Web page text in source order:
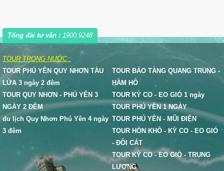
Tổng đài tư vấn : 1900.9248
TOUR TRONG NƯỚC :
TOUR PHÚ YÊN QUY NHƠN TÀU
LỬA 3 ngày 2 đêm
TOUR QUY NHƠN - PHÚ YÊN 3
NGÀY 2 ĐÊM
du lịch Quy Nhơn Phú Yên 4 ngày
3 đêm
TOUR BẢO TÀNG QUANG TRUNG -
HẦM HÔ
TOUR KỲ CO - EO GIÓ 1 ngày
TOUR PHÚ YÊN 1 NGÀY
TOUR PHÚ YÊN - MŨI ĐIỆN
TOUR HÒN KHÔ - KỲ CO - EO GIÓ
- ĐỒI CÁT
TOUR KỲ CO - EO GIÓ - TRUNG
LƯƠNG